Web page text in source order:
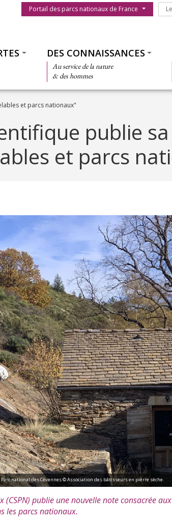
Menu du parc
Portail des parcs nationaux de France
DES CONNAISSANCES
Au service de la nature
& des hommes
et parcs nationaux"
publie
et parcs
national des Cévennes © Association des bâtisseurs en pièrre sèche.
(CSPN) publie une nouvelle note consacrée
les parcs nationaux.